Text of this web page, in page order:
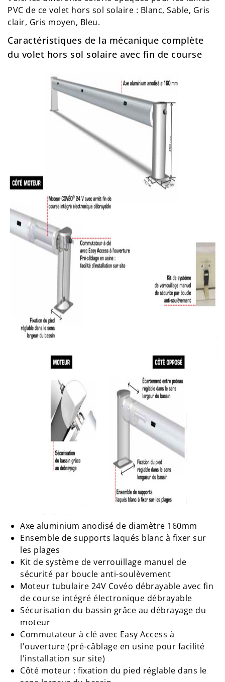
PVC de ce volet hors sol solaire : Blanc, Sable, Gris
clair, Gris moyen, Bleu.
Caractéristiques de la mécanique complète
du volet hors sol solaire avec fin de course
Axe aluminium anodisé de diamètre 160mm
Ensemble de supports laqués blanc à fixer sur
les plages
Kit de système de verrouillage manuel de
sécurité par boucle anti-soulèvement
Moteur tubulaire 24V Covéo débrayable avec fin
de course intégré électronique débrayable
Sécurisation du bassin grâce au débrayage du
moteur
Commutateur à clé avec Easy Access à
l'ouverture (pré-câblage en usine pour facilité
l'installation sur site)
Côté moteur : fixation du pied réglable dans le